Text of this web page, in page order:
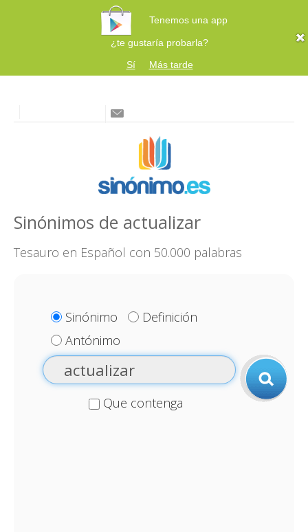
Tenemos una app
¿te gustaría probarla?
Sí
Más tarde
Sinónimos de actualizar
Tesauro en Español con 50.000 palabras
Sinónimo
Definición
Antónimo
Que contenga